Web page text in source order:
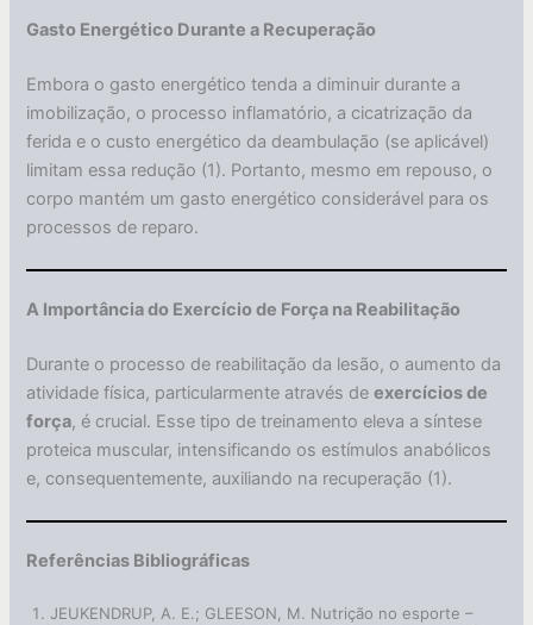
Gasto Energético Durante a Recuperação
Embora o gasto energético tenda a diminuir durante a
imobilização, o processo inflamatório, a cicatrização da
ferida e o custo energético da deambulação (se aplicável)
limitam essa redução (1). Portanto, mesmo em repouso, o
corpo mantém um gasto energético considerável para os
processos de reparo.
A Importância do Exercício de Força na Reabilitação
Durante o processo de reabilitação da lesão, o aumento da
atividade física, particularmente através deexercícios de
força, é crucial. Esse tipo de treinamento eleva a síntese
proteica muscular, intensificando os estímulos anabólicos
e, consequentemente, auxiliando na recuperação (1).
Referências Bibliográficas
JEUKENDRUP, A. E.; GLEESON, M. Nutrição no esporte –